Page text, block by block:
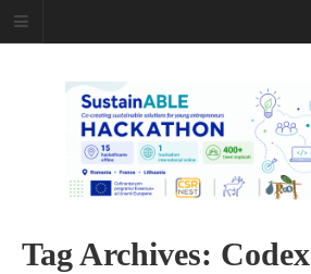
Caiet de
insemnari
DESCARCĂ!
Tag Archives: Codex